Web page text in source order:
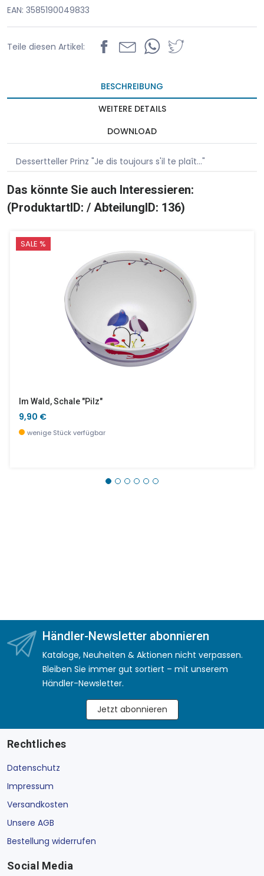
EAN: 3585190049833
Teile diesen Artikel:
BESCHREIBUNG
WEITERE DETAILS
DOWNLOAD
Dessertteller Prinz "Je dis toujours s'il te plaît..."
Das könnte Sie auch Interessieren:
(ProduktartID: / AbteilungID: 136)
SALE %
Im Wald, Schale "Pilz"
9,90 €
wenige Stück verfügbar
Händler-Newsletter abonnieren
Kataloge, Neuheiten & Aktionen nicht verpassen.
Bleiben Sie immer gut sortiert – mit unserem
Händler-Newsletter.
Jetzt abonnieren
Rechtliches
Datenschutz
Impressum
Versandkosten
Unsere AGB
Bestellung widerrufen
Social Media